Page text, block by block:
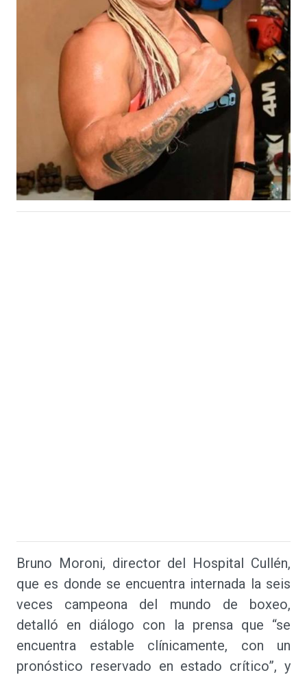
Bruno Moroni, director del Hospital Cullén,
que es donde se encuentra internada la seis
veces campeona del mundo de boxeo,
detalló en diálogo con la prensa que “se
encuentra estable clínicamente, con un
pronóstico reservado en estado crítico”, y